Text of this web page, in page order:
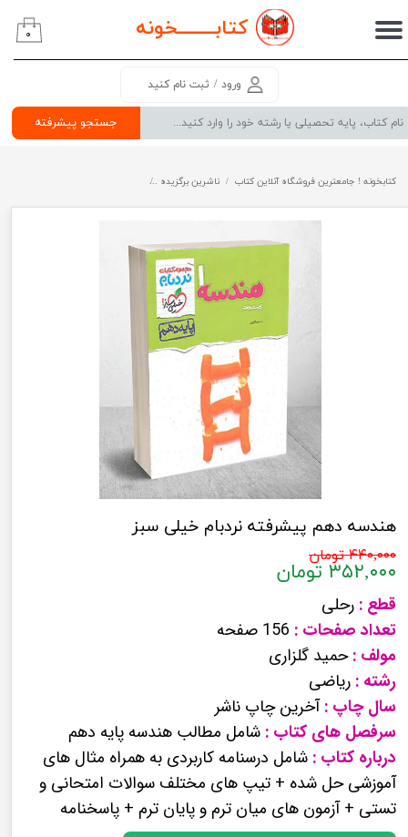
کتابــــــــخونه
جستجو پیشرفته
ورود / ثبت نام کنید
حساب کاربری من
سفارشات
۰
کتابخونه ! جامعترین فروشگاه آنلاین کتاب ناشرین برگزیده
هندسه دهم پیشرفته نردبام خیلی سبز
۴۴۰,۰۰۰ تومان
۳۵۲,۰۰۰ تومان
قطع : رحلی
تعداد صفحات : 156 صفحه
مولف :حمید گلزاری
رشته : ریاضی
سال چاپ :آخرین چاپ ناشر
سرفصل های کتاب : شامل مطالب هندسه پایه دهم
درباره کتاب : شامل درسنامه کاربردی به همراه مثال های
آموزشی حل شده + تیپ های مختلف سوالات امتحانی و
تستی + آزمون های میان ترم و پایان ترم + پاسخنامه